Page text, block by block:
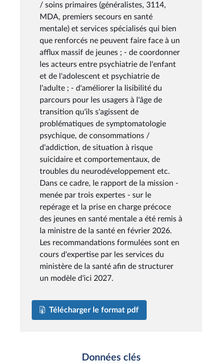
/ soins primaires (généralistes, 3114,
MDA, premiers secours en santé
mentale) et services spécialisés qui bien
que renforcés ne peuvent faire face à un
afflux massif de jeunes ; - de coordonner
les acteurs entre psychiatrie de l'enfant
et de l'adolescent et psychiatrie de
l'adulte ; - d'améliorer la lisibilité du
parcours pour les usagers à l'âge de
transition qu'ils s'agissent de
problématiques de symptomatologie
psychique, de consommations /
d'addiction, de situation à risque
suicidaire et comportementaux, de
troubles du neurodéveloppement etc.
Dans ce cadre, le rapport de la mission -
menée par trois expertes - sur le
repérage et la prise en charge précoce
des jeunes en santé mentale a été remis à
la ministre de la santé en février 2026.
Les recommandations formulées sont en
cours d'expertise par les services du
ministère de la santé afin de structurer
un modèle d'ici 2027.
Télécharger le format pdf
Données clés